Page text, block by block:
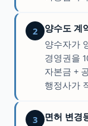
2
양수도 계
양수자가
경영권을
자본금 +
행정사가
3
면허 변경